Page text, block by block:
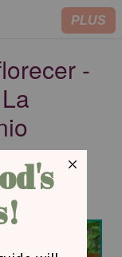
PLUS
-